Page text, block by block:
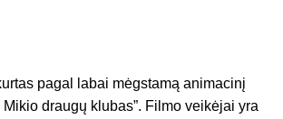
pagal labai mėgstamą animacinį
draugų klubas”. Filmo veikėjai yra